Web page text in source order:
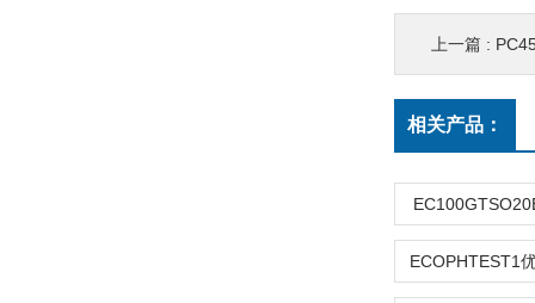
上一篇 :
相关产品：